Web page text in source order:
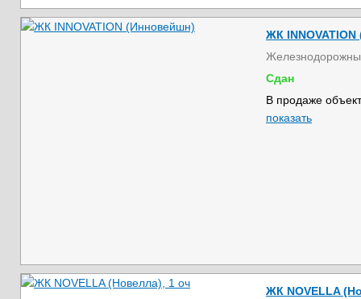
ЖК
Сдан
В продаже
показать
ЖК NOVELLA